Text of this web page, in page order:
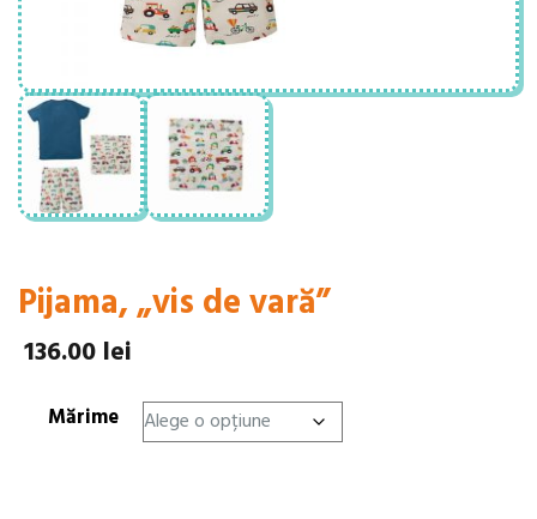
Pijama, „vis de vară”
136.00 lei
Mărime